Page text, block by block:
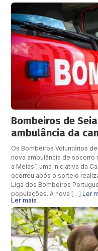
Bombeiros de
ambulância da
Os Bombeiros Voluntários
nova ambulância de socorro
a Meias”, uma iniciativa da
ocorreu após o sorteio
Liga dos Bombeiros
populações. A nova […]Ler
Ler mais